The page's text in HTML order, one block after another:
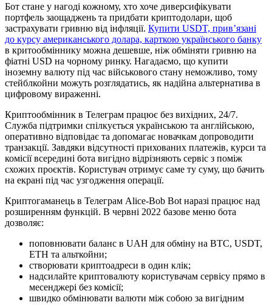
Бот стане у нагоді кожному, хто хоче диверсифікувати
портфель заощаджень та придбати криптодолари, щоб
застрахувати гривню від інфляції. Купити USDT, прив’язані
до курсу американського долара, карткою українського банку
в критообміннику можна дешевше, ніж обміняти гривню на
фіатні USD на чорному ринку. Нагадаємо, що купити
іноземну валюту під час військового стану неможливо, тому
стейблкойни можуть розглядатись, як надійна альтернатива в
цифровому вираженні.
Криптообмінник в Телеграм працює без вихідних, 24/7.
Служба підтримки спілкується українською та англійською,
оперативно відповідає та допомагає новачкам допроводити
транзакції. Завдяки відсутності прихованих платежів, курси та
комісії всередині бота вигідно відрізняють сервіс з поміж
схожих проєктів. Користувач отримує саме ту суму, що бачить
на екрані під час узгодження операції.
Криптогаманець в Телеграм Alice-Bob Bot наразі працює над
розширенням функцій. В червні 2022 базове меню бота
дозволяє:
поповнювати баланс в UAH для обміну на BTC, USDT,
ETH та альткойни;
створювати криптоадреси в один клік;
надсилайте криптовалюту користувачам сервісу прямо в
месенджері без комісії;
швидко обмінювати валюти між собою за вигідним